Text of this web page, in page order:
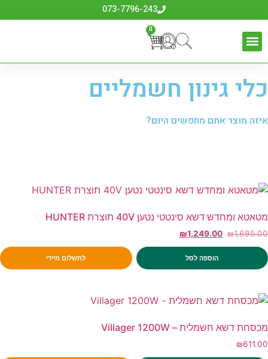
073-7796-243
0
כלי גינון חשמליים
איזה מוצר אתם מחפשים היום?
מטאטא ומחדש דשא סינטטי נטען 40V תוצרת HUNTER
₪1,695.00
₪1,249.00
הוספה לסל לתשלום מיידי
מכסחת דשא חשמלית – Villager 1200W
₪611.00